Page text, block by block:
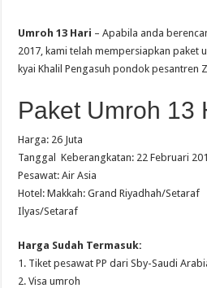
Umroh 13 Hari – Apabila anda
2017, kami telah mempersiapkan paket
kyai Khalil Pengasuh pondok pesantren
Paket Umroh 13
Harga: 26 Juta
Tanggal Keberangkatan: 22 Februari
Pesawat: Air Asia
Hotel: Makkah: Grand Riyadhah/
Ilyas/Setaraf
Harga Sudah Termasuk:
1. Tiket pesawat PP dari Sby-Saudi
2. Visa umroh